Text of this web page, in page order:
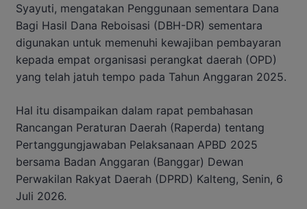
Syayuti, mengatakan Penggunaan sementara Dana
Bagi Hasil Dana Reboisasi (DBH-DR) sementara
digunakan untuk memenuhi kewajiban pembayaran
kepada empat organisasi perangkat daerah (OPD)
yang telah jatuh tempo pada Tahun Anggaran 2025.
Hal itu disampaikan dalam rapat pembahasan
Rancangan Peraturan Daerah (Raperda) tentang
Pertanggungjawaban Pelaksanaan APBD 2025
bersama Badan Anggaran (Banggar) Dewan
Perwakilan Rakyat Daerah (DPRD) Kalteng, Senin, 6
Juli 2026.